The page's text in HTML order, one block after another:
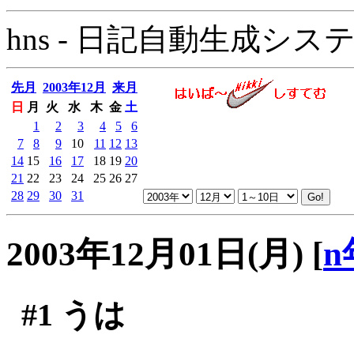
hns - 日記自動生成シス
先月 2003年12月
来月
日
月 火 水 木 金 土
1
2 3 4 5
6
7
8 9 10 11 12 13
14 15 16 17 18 19 20
21 22 23 24 25 26 27
28 29 30 31
2003年12月01日(月) [n
#1 うは